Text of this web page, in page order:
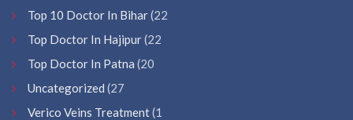
Top 10 Doctor In Bihar(22
Top Doctor In Hajipur(22
Top Doctor In Patna (20
Uncategorized (27
Verico Veins Treatment(1